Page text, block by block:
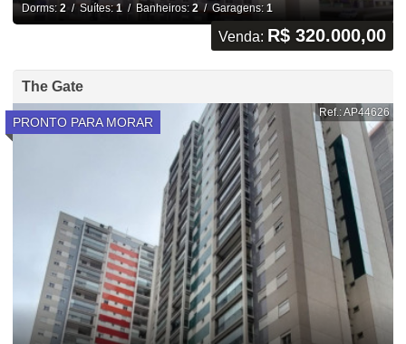
Dorms: 2/ Suítes:1/ Banheiros: 2/ Garagens: 1
Venda: R$ 320.000,00
The Gate
PRONTO PARA MORAR
Ref.: AP44626